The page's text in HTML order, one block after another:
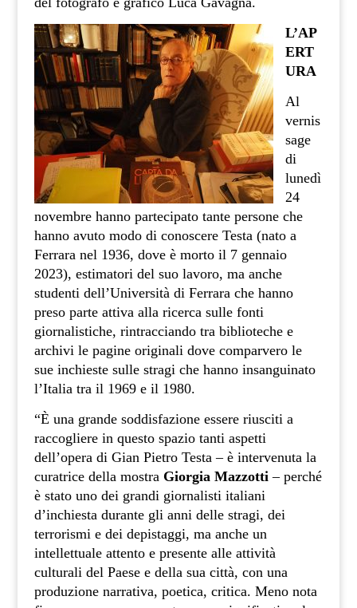
L’AP
ERT
URA
Al
vernis
sage
di
lunedì
24
novembre hanno partecipato tante persone che
hanno avuto modo di conoscere Testa (nato a
Ferrara nel 1936, dove è morto il 7 gennaio
2023), estimatori del suo lavoro, ma anche
studenti dell’Università di Ferrara che hanno
preso parte attiva alla ricerca sulle fonti
giornalistiche, rintracciando tra biblioteche e
archivi le pagine originali dove comparvero le
sue inchieste sulle stragi che hanno insanguinato
l’Italia tra il 1969 e il 1980.
“È una grande soddisfazione essere riusciti a
raccogliere in questo spazio tanti aspetti
dell’opera di Gian Pietro Testa – è intervenuta la
curatrice della mostra Giorgia Mazzotti– perché
è stato uno dei grandi giornalisti italiani
d’inchiesta durante gli anni delle stragi, dei
terrorismi e dei depistaggi, ma anche un
intellettuale attento e presente alle attività
culturali del Paese e della sua città, con una
produzione narrativa, poetica, critica. Meno nota